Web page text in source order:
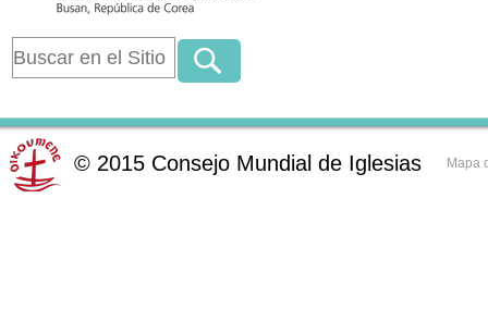
© 2015 Consejo Mundial de Iglesias Mapa